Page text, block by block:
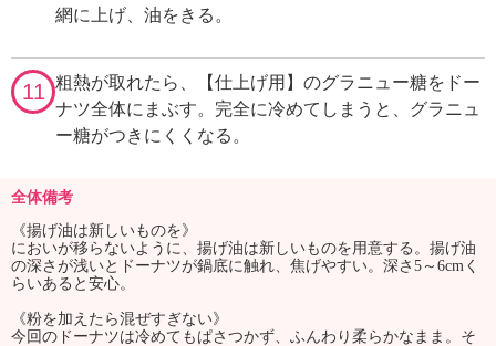
網に上げ、油をきる。
11 粗熱が取れたら、【仕上げ用】のグラニュー糖をドー
ナツ全体にまぶす。完全に冷めてしまうと、グラニュ
ー糖がつきにくくなる。
全体備考
《揚げ油は新しいものを》
においが移らないように、揚げ油は新しいものを用意する。揚げ油
の深さが浅いとドーナツが鍋底に触れ、焦げやすい。深さ5～6cmく
らいあると安心。
《粉を加えたら混ぜすぎない》
今回のドーナツは冷めてもぱさつかず、ふんわり柔らかなまま。そ